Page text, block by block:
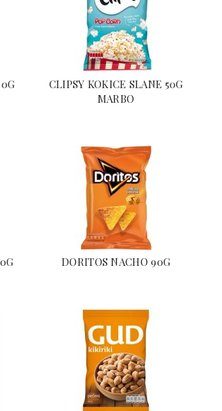
CLIPSY KOKICE SLANE 50G
MARBO
DORITOS NACHO 90G